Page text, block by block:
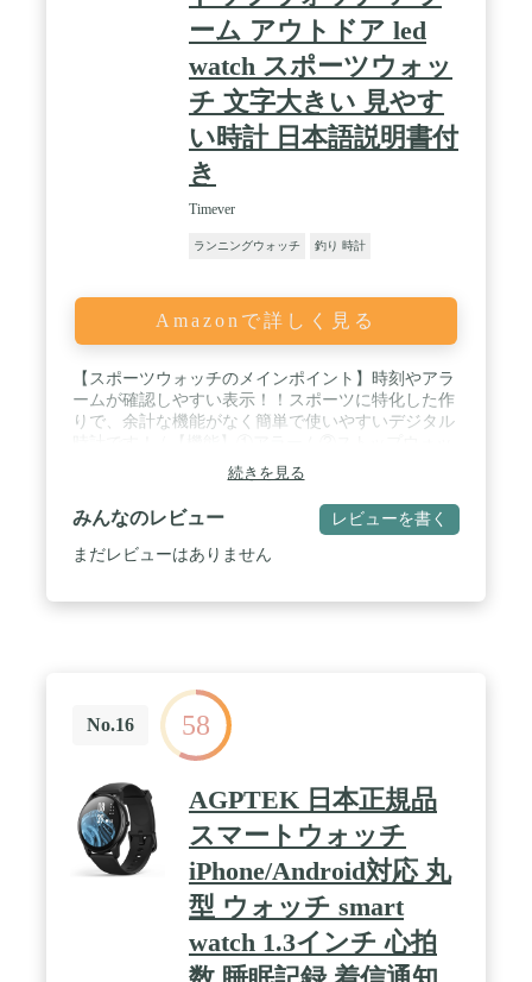
ーム アウトドア led
watch スポーツウォッ
チ 文字大きい 見やす
い時計 日本語説明書付
き
Timever
ランニングウォッチ 釣り 時計
Amazonで詳しく見る
【スポーツウォッチのメインポイント】時刻やアラ
ームが確認しやすい表示！！スポーツに特化した作
りで、余計な機能がなく簡単で使いやすいデジタル
チ③カウントダウン④ダブルタイム⑤時報⑥LEDラ
イト⑦12/24時刻表示⑧日付曜日表示⑨5ATM防水
（手洗いの水滴、雨がかかる程度は大丈夫ですが、
水仕事、水泳、シャワー、水に浸ける等には対応し
ていません。） / 【適用シーン】普段使いにふさわ
長さ：265mm（190～240mm調節可能） 本体重さ：
約63g ケース素材：高硬度PC素材採用、衝撃に優れ
ています。バンド素材：柔らかいPU素材採用、非常
にソフトで肌に優しいタイプです。 / 【セット内
容】デジタル腕時計+日本語取扱説明書（エコーの
ため、ボックスなし簡易包装になります。）＊月1
～2分程度（誤差許容範囲）
続きを見る
みんなのレビュー レビューを書く
まだレビューはありません
No.16 58
AGPTEK 日本正規品
スマートウォッチ
iPhone/Android対応 丸
型 ウォッチ smart
watch 1.3インチ 心拍